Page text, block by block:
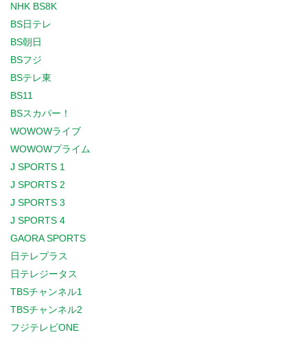
NHK BS8K
BS日テレ
BS朝日
BSフジ
BSテレ東
BS11
BSスカパー！
WOWOWライブ
WOWOWプライム
J SPORTS 1
J SPORTS 2
J SPORTS 3
J SPORTS 4
GAORA SPORTS
日テレプラス
日テレジータス
TBSチャンネル1
TBSチャンネル2
フジテレビONE